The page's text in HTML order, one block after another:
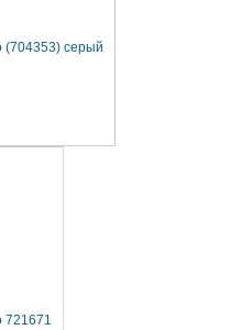
(704353) серый
721671